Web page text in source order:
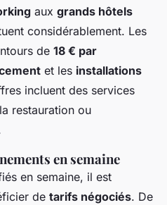
aux grands hôtels
considérablement. Les
de 18 € par
et les installations
incluent des services
restauration ou
en semaine
en semaine, il est
de tarifs négociés. De